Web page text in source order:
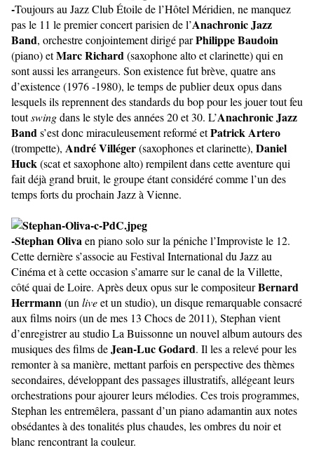
-Toujours au Jazz Club Étoile de l’Hôtel Méridien, ne manquez
pas le 11 le premier concert parisien de l’Anachronic Jazz
Band, orchestre conjointement dirigé parPhilippe Baudoin
(piano) etMarc Richard(saxophone alto et clarinette) qui en
sont aussi les arrangeurs. Son existence fut brève, quatre ans
d’existence (1976 -1980), le temps de publier deux opus dans
lesquels ils reprennent des standards du bop pour les jouer tout feu
toutswingdans le style des années 20 et 30. L’Anachronic Jazz
Bands’est donc miraculeusement reformé etPatrick Artero
(trompette), André Villéger(saxophones et clarinette), Daniel
Huck(scat et saxophone alto) rempilent dans cette aventure qui
fait déjà grand bruit, le groupe étant considéré comme l’un des
temps forts du prochain Jazz à Vienne.
-Stephan Olivaen piano solo sur la péniche l’Improviste le 12.
Cette dernière s’associe au Festival International du Jazz au
Cinéma et à cette occasion s’amarre sur le canal de la Villette,
côté quai de Loire. Après deux opus sur le compositeurBernard
Herrmann(un liveet un studio), un disque remarquable consacré
aux films noirs (un de mes 13 Chocs de 2011), Stephan vient
d’enregistrer au studio La Buissonne un nouvel album autours des
musiques des films deJean-Luc Godard. Il les a relevé pour les
remonter à sa manière, mettant parfois en perspective des thèmes
secondaires, développant des passages illustratifs, allégeant leurs
orchestrations pour ajourer leurs mélodies. Ces trois programmes,
Stephan les entremêlera, passant d’un piano adamantin aux notes
obsédantes à des tonalités plus chaudes, les ombres du noir et
blanc rencontrant la couleur.